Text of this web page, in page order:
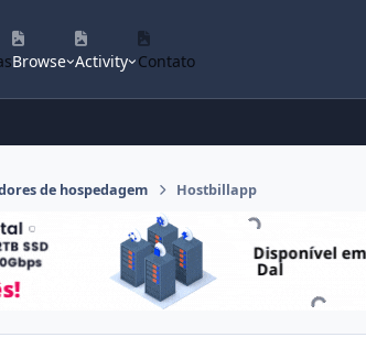
Browse Activity Contato
de hospedagem Hostbillapp